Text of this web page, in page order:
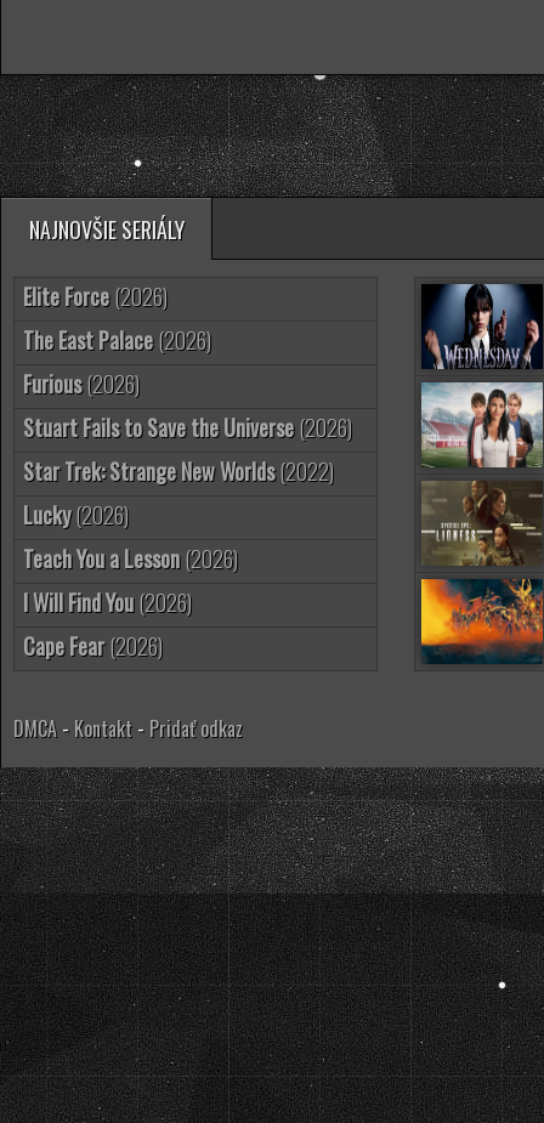
NAJNOVŠIE SERIÁLY
Elite Force(2026)
The East Palace(2026)
Furious(2026)
Stuart Fails to Save the Universe(2026)
Star Trek: Strange New Worlds(2022)
Lucky(2026)
Teach You a Lesson(2026)
I Will Find You(2026)
Cape Fear(2026)
DMCA - Kontakt - Pridať odkaz